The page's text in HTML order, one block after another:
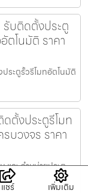
บติดตั้งประตู
ตโนมัติ ราคา
ระตูรั้วรีโมทอัตโนมัติ
ตั้งประตูรีโมท
บวงจร ราคา
และ จำหน่ายประตู
พร้
แชร์ เพิ่มเติม